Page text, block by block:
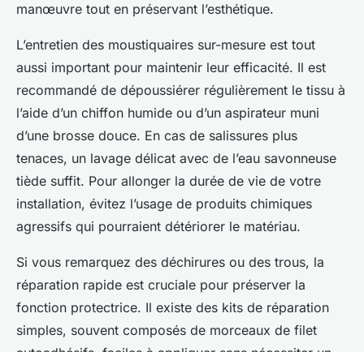
manœuvre tout en préservant l’esthétique.
L’entretien des moustiquaires sur-mesure est tout
aussi important pour maintenir leur efficacité. Il est
recommandé de dépoussiérer régulièrement le tissu à
l’aide d’un chiffon humide ou d’un aspirateur muni
d’une brosse douce. En cas de salissures plus
tenaces, un lavage délicat avec de l’eau savonneuse
tiède suffit. Pour allonger la durée de vie de votre
installation, évitez l’usage de produits chimiques
agressifs qui pourraient détériorer le matériau.
Si vous remarquez des déchirures ou des trous, la
réparation rapide est cruciale pour préserver la
fonction protectrice. Il existe des kits de réparation
simples, souvent composés de morceaux de filet